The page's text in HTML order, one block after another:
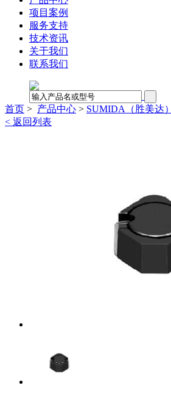
项目案例
服务支持
技术资讯
关于我们
联系我们
首页 > 产品中心 > SUMIDA（胜美达）
< 返回列表